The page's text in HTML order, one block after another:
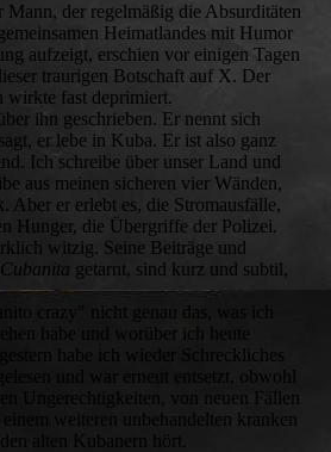
Mann, der regelmäßig die Absurditäten
Heimatlandes mit Humor
aufzeigt, erschien vor einigen Tagen
traurigen Botschaft auf X. Der
wirkte fast deprimiert.
ihn geschrieben. Er nennt sich
er lebe in Kuba. Er ist also ganz
Ich schreibe über unser Land und
aus meinen sicheren vier Wänden,
Aber er erlebt es, die Stromausfälle,
Hunger, die Übergriffe der Polizei.
witzig. Seine Beiträge und
Cubanita getarnt, sind kurz und subtil,
habe und worüber ich heute
habe ich wieder Schreckliches
und war erneut entsetzt, obwohl
Ungerechtigkeiten, von neuen Fällen
weiteren unbehandelten kranken
alten Kubanern hört.